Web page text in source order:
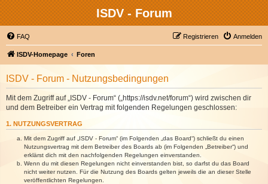
ISDV - Forum
FAQ Anmelden
Registrieren
ISDV-Homepage Foren
ISDV - Forum - Nutzungsbedingungen
Mit dem Zugriff auf „ISDV - Forum“ („https://isdv.net/forum“) wird zwischen dir
und dem Betreiber ein Vertrag mit folgenden Regelungen geschlossen:
1. NUTZUNGSVERTRAG
Mit dem Zugriff auf „ISDV - Forum“ (im Folgenden „das Board“) schließt du einen
Nutzungsvertrag mit dem Betreiber des Boards ab (im Folgenden „Betreiber“) und
erklärst dich mit den nachfolgenden Regelungen einverstanden.
Wenn du mit diesen Regelungen nicht einverstanden bist, so darfst du das Board
nicht weiter nutzen. Für die Nutzung des Boards gelten jeweils die an dieser Stelle
veröffentlichten Regelungen.